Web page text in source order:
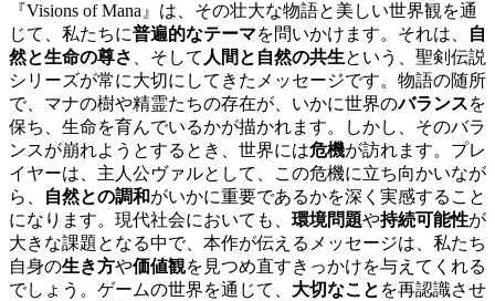
『Visions of Mana』は、その壮大な物語と美しい世界観を通
じて、私たちに普遍的なテーマを問いかけます。それは、
自
然と生命の尊さ
、そして 人間と自然の共生という、聖剣伝説
シリーズが常に大切にしてきたメッセージです。物語の随所
で、マナの樹や精霊たちの存在が、いかに世界のバランスを
保ち、生命を育んでいるかが描かれます。しかし、そのバラ
ンスが崩れようとするとき、世界には危機が訪れます。プレ
イヤーは、主人公ヴァルとして、この危機に立ち向かいなが
ら、
自然との調和がいかに重要であるかを深く実感すること
になります。現代社会においても、 環境問題や持続可能性が
大きな課題となる中で、本作が伝えるメッセージは、私たち
自身の生き方や価値観を見つめ直すきっかけを与えてくれる
でしょう。ゲームの世界を通じて、 大切なこと を再認識させ